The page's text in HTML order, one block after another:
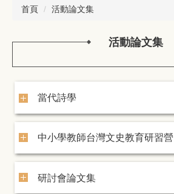
首頁 活動論文集
活動論文集
當代詩學
中小學教師台灣文史教育研習營
研討會論文集